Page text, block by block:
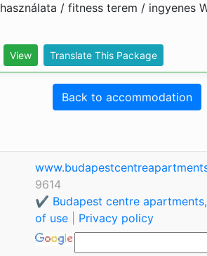
használata / fitness terem / ingyenes
View Translate This Package
Back to accommodation
9614
✔️ Budapest centre
of use
Privacy policy